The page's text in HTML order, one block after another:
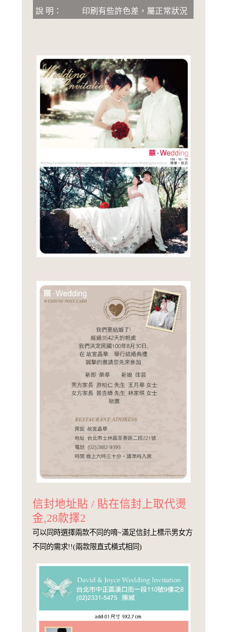
說 明：
印刷有些許色差，屬正常狀況
信封地址貼 / 貼在信封上取代燙
金,28款擇2
可以同時選擇兩款不同的唷~滿足信封上標示男女方
不同的需求!!(兩款限直式橫式相同)